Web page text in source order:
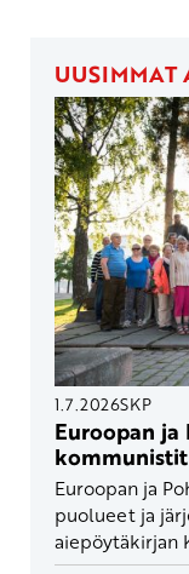
UUSIMMAT
1.7.2026SKP
Euroopan
Euroopan ja
puolueet ja
aiepöytäkirjan